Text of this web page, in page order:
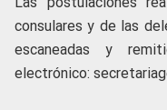
consulares y de las
escaneadas y
electrónico: